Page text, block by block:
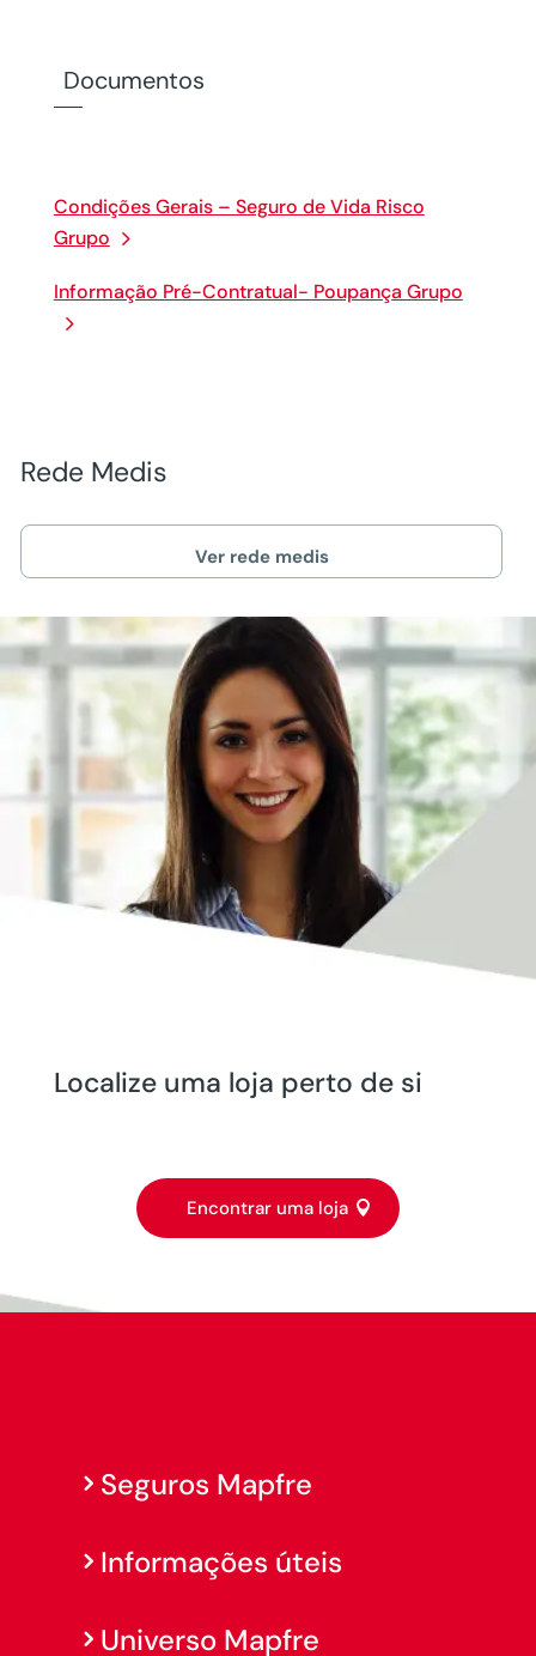
Documentos
Condições Gerais – Seguro de Vida Risco
Grupo
Informação Pré-Contratual- Poupança Grupo
Rede Medis
Ver rede medis
Localize uma loja perto de si
Encontrar uma loja
Seguros Mapfre
Informações úteis
Universo Mapfre